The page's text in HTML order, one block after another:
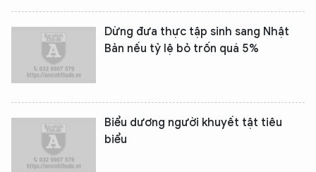
Dừng đưa thực tập sinh sang Nhật
Bản nếu tỷ lệ bỏ trốn quá 5%
Biểu dương người khuyết tật tiêu
biểu